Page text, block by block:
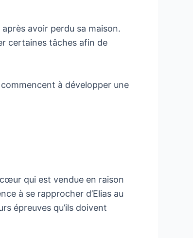
avoir perdu sa maison.
certaines tâches afin de
à développer une
qui est vendue en raison
à se rapprocher d’Elias au
épreuves qu’ils doivent